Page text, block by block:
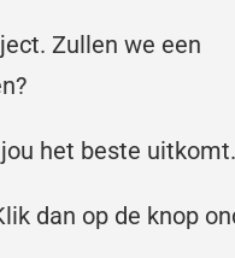
Zullen we een
het beste uitkomt.
dan op de knop